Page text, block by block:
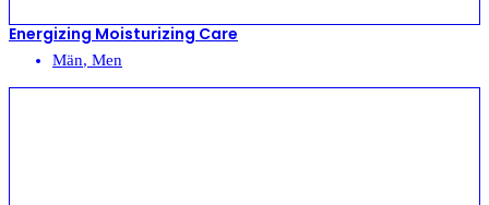
Energizing Moisturizing Care
Män, Men